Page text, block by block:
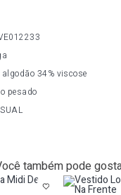
algodão 34% viscose
pesado
também pode